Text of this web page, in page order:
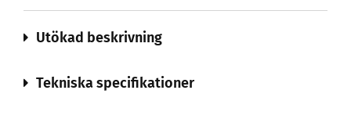
Utökad beskrivning
Tekniska specifikationer